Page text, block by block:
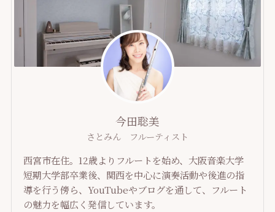
今田聡美
さとみん フルーティスト
西宮市在住。12歳よりフルートを始め、大阪音楽大学
短期大学部卒業後、関西を中心に演奏活動や後進の指
導を行う傍ら、YouTubeやブログを通して、フルート
の魅力を幅広く発信しています。